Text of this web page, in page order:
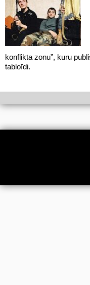
konflikta zonu”, kuru
tabloīdi.